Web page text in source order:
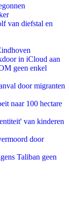
van diefstal en
in iCloud aan
geen enkel
door migranten
naar 100 hectare
van kinderen
door
Taliban geen